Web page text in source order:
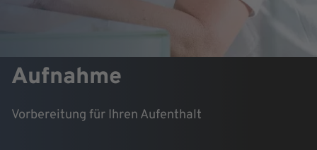
Aufnahme
Vorbereitung für Ihren Aufenthalt